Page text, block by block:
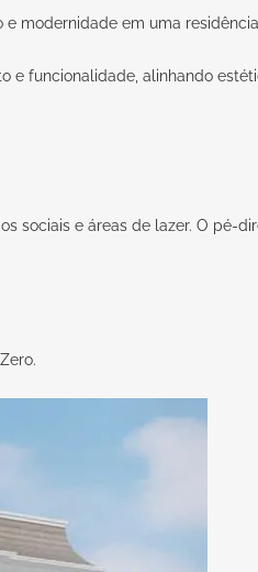
modernidade em uma
e funcionalidade, alinhando
sociais e áreas de lazer. O pé-